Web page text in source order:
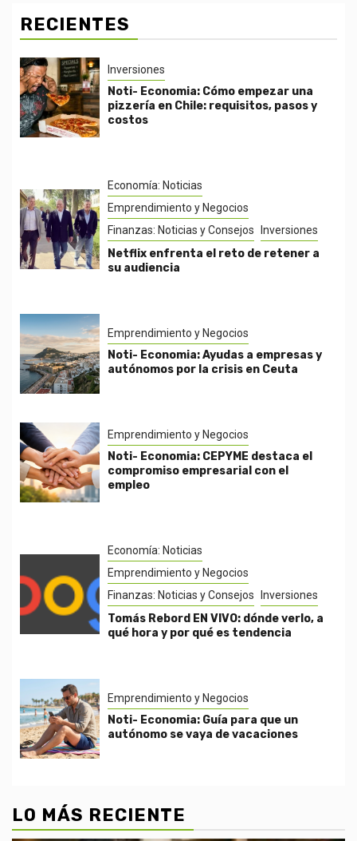
RECIENTES
Inversiones
Noti- Economia: Cómo empezar una
pizzería en Chile: requisitos, pasos y
costos
Economía: Noticias
Emprendimiento y Negocios
Finanzas: Noticias y Consejos Inversiones
Netflix enfrenta el reto de retener a
su audiencia
Emprendimiento y Negocios
Noti- Economia: Ayudas a empresas y
autónomos por la crisis en Ceuta
Emprendimiento y Negocios
Noti- Economia: CEPYME destaca el
compromiso empresarial con el
empleo
Economía: Noticias
Emprendimiento y Negocios
Finanzas: Noticias y Consejos Inversiones
Tomás Rebord EN VIVO: dónde verlo, a
qué hora y por qué es tendencia
Emprendimiento y Negocios
Noti- Economia: Guía para que un
autónomo se vaya de vacaciones
LO MÁS RECIENTE